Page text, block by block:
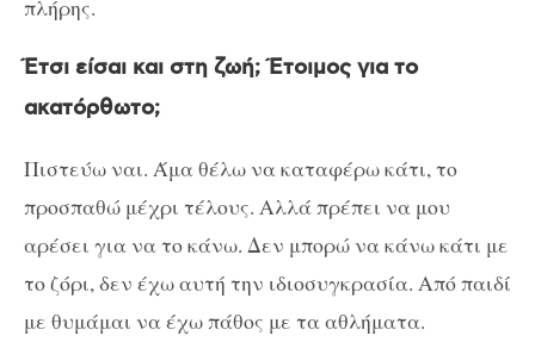
πλήρης.
Έτσι είσαι και στη ζωή; Έτοιμος για το
ακατόρθωτο;
Πιστεύω ναι. Άμα θέλω να καταφέρω κάτι, το
προσπαθώ μέχρι τέλους. Αλλά πρέπει να μου
αρέσει για να το κάνω. Δεν μπορώ να κάνω κάτι με
το ζόρι, δεν έχω αυτή την ιδιοσυγκρασία. Από παιδί
με θυμάμαι να έχω πάθος με τα αθλήματα.